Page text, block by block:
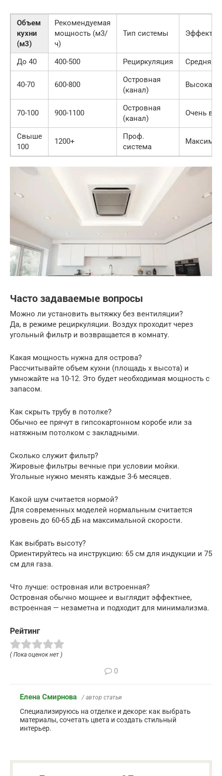
Объем
кухни
(м3)
Рекомендуемая
мощность (м3/
ч)
Тип системы
До 40 400-500 Рециркуляция Средняя
40-70 600-800
Островная
(канал)
Высокая
70-100 900-1100
Островная
(канал)
Очень
Свыше
100
1200+
Проф.
система
Часто задаваемые вопросы
Можно ли установить вытяжку без вентиляции?
Да, в режиме рециркуляции. Воздух проходит через
угольный фильтр и возвращается в комнату.
Какая мощность нужна для острова?
Рассчитывайте объем кухни (площадь х высота) и
умножайте на 10-12. Это будет необходимая мощность с
запасом.
Как скрыть трубу в потолке?
Обычно ее прячут в гипсокартонном коробе или за
натяжным потолком с закладными.
Сколько служит фильтр?
Жировые фильтры вечные при условии мойки.
Угольные нужно менять каждые 3-6 месяцев.
Какой шум считается нормой?
Для современных моделей нормальным считается
уровень до 60-65 дБ на максимальной скорости.
Как выбрать высоту?
Ориентируйтесь на инструкцию: 65 см для индукции и 75
см для газа.
Что лучше: островная или встроенная?
Островная обычно мощнее и выглядит эффектнее,
встроенная — незаметна и подходит для минимализма.
Рейтинг
( Пока оценок нет )
0
Елена Смирнова / автор статьи
Специализируюсь на отделке и декоре: как выбрать
материалы, сочетать цвета и создать стильный
интерьер.